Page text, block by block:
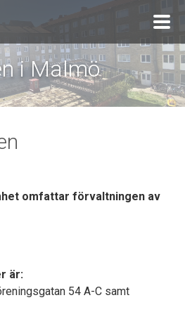
i Malmö
omfattar förvaltningen av
är:
54 A-C samt